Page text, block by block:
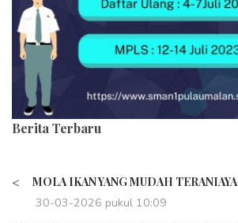
Berita Terbaru
< MOLA IKAN YANG MUDAH TERANIAYA
30-03-2026 pukul 10:09